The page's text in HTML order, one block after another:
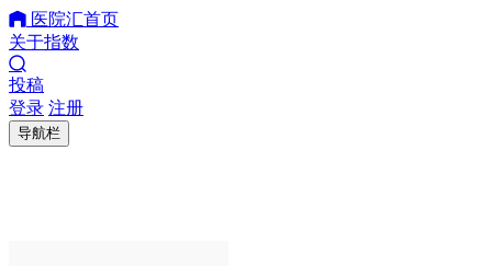
医院汇首页
关于指数
投稿
登录 注册
导航栏